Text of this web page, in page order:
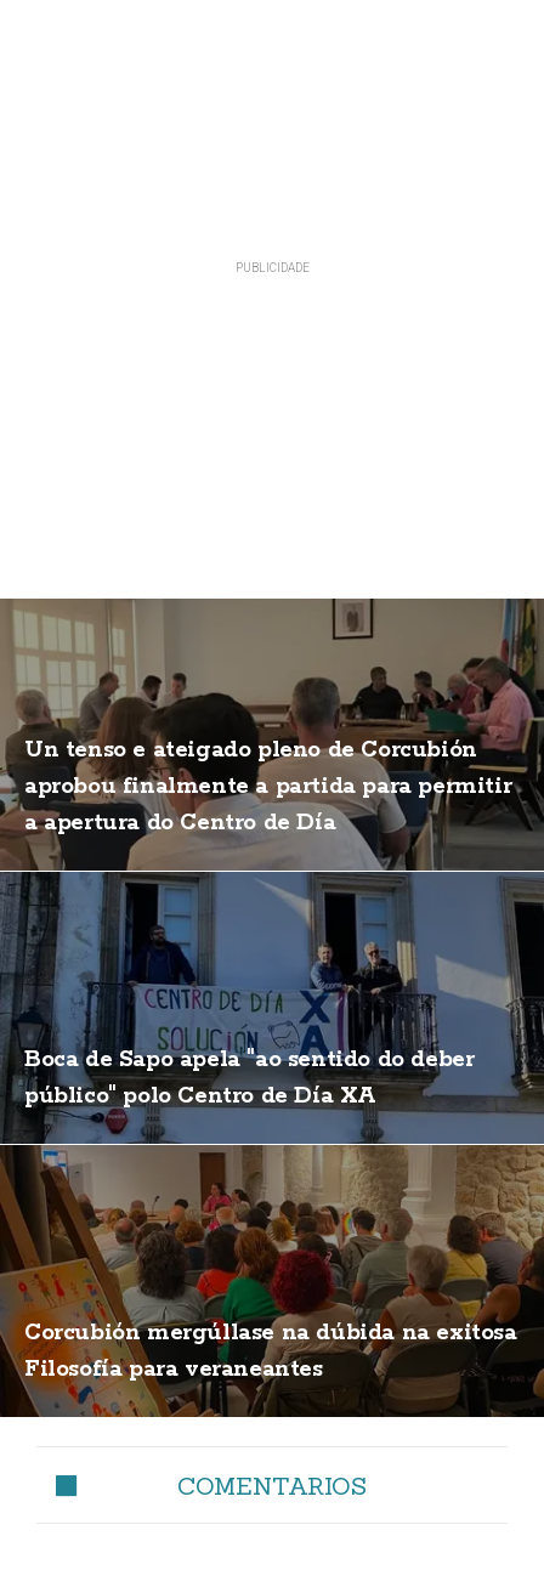
Un tenso e ateigado pleno de Corcubión
aprobou finalmente a partida para permitir
a apertura do Centro de Día
Boca de Sapo apela "ao sentido do deber
público" polo Centro de Día XA
Corcubión mergúllase na dúbida na exitosa
Filosofía para veraneantes
COMENTARIOS